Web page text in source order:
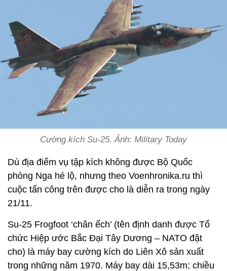
Cường kích Su-25. Ảnh: Military Today
Dù địa điểm vụ tập kích không được Bộ Quốc
phòng Nga hé lộ, nhưng theo Voenhronika.ru thì
cuộc tấn công trên được cho là diễn ra trong ngày
21/11.
Su-25 Frogfoot ‘chân ếch’ (tên định danh được Tổ
chức Hiệp ước Bắc Đại Tây Dương – NATO đặt
cho) là máy bay cường kích do Liên Xô sản xuất
trong những năm 1970. Máy bay dài 15,53m; chiều